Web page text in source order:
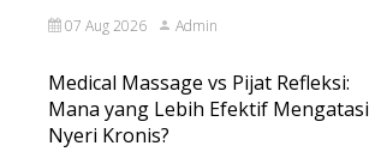
07 Aug 2026 Admin
Medical Massage vs Pijat Refleksi:
Mana yang Lebih Efektif Mengatasi
Nyeri Kronis?